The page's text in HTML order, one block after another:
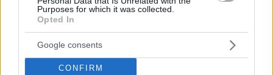
Purposes for which it was collected.
Opted In
Google consents
CONFIRM
Για πέμπτη συνεχόμενη χρονιά στο
ΠΑΓΝΗ ο Βλαδίμηρος Κυριακίδης,
βρέθηκε κοντά στα παιδιά και άκουσε
τις ιστορίες τους